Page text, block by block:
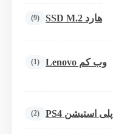
هارد SSD M.2 (9)
وب کم Lenovo (1)
پلی استیشن PS4 (2)